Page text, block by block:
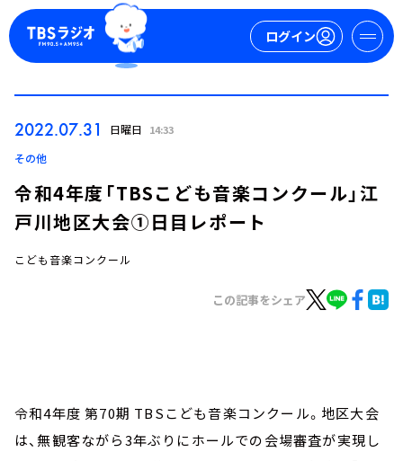
ログイン
お知らせ
イベント・グッズ
2022.07.31 日曜日 14:33
その他
令和4年度「TBSこども音楽コンクール」江
戸川地区大会①日目レポート
こども音楽コンクール
この記事をシェア
令和4年度 第70期 TBSこども音楽コンクール。地区大会
は、無観客ながら3年ぶりにホールでの会場審査が実現し